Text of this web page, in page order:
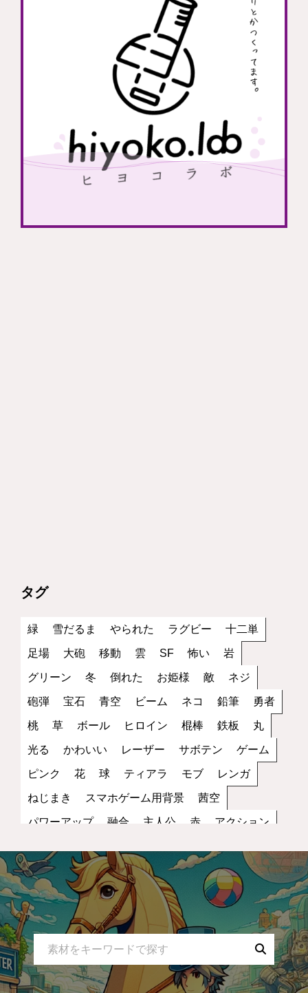
タグ
緑 雪だるま やられた ラグビー 十二単
足場 大砲 移動 雲 SF 怖い 岩
グリーン 冬 倒れた お姫様 敵 ネジ
砲弾 宝石 青空 ビーム ネコ 鉛筆 勇者
桃 草 ボール ヒロイン 棍棒 鉄板 丸
光る かわいい レーザー サボテン ゲーム
ピンク 花 球 ティアラ モブ レンガ
ねじまき スマホゲーム用背景 茜空
パワーアップ 融合 主人公 赤 アクション
スピードアップ キャラクター レッド
歩き サッカー 立ち絵 ファンタジー コイン
罠 宇宙 夜空 蜂 NPC 水色
2D スポーツ 無表情 妖怪 ダメージ
スペース モノクロ コウモリ トゲトゲ
乗り物 スカイブルー 攻撃 運動 バンザイ